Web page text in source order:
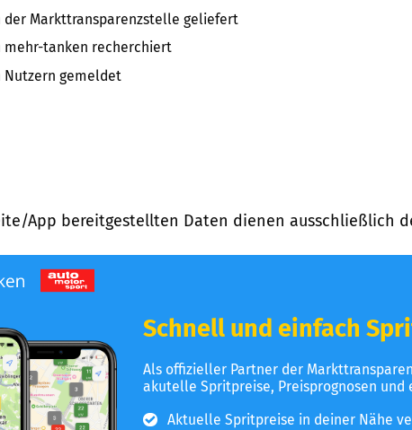
der Markttransparenzstelle geliefert
mehr-tanken recherchiert
Nutzern gemeldet
App bereitgestellten Daten dienen ausschließlich
Schnell und einfach
Als offizieller Partner der
akutelle Spritpreise, Preisprognosen und
Aktuelle Spritpreise in deiner Nähe